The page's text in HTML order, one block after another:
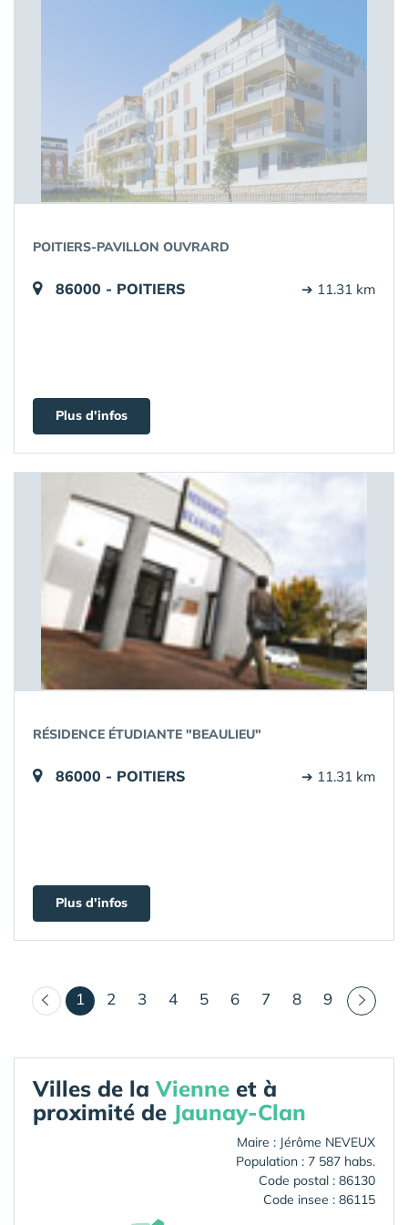
POITIERS-PAVILLON OUVRARD
86000 - POITIERS ➔ 11.31 km
Plus d'infos
RÉSIDENCE ÉTUDIANTE "BEAULIEU"
86000 - POITIERS ➔ 11.31 km
Plus d'infos
1 (courant)
2 3 4 5 6 7 8 9
Villes de laVienne et à
proximité de Jaunay-Clan
Maire : Jérôme NEVEUX
Population : 7 587 habs.
Code postal : 86130
Code insee : 86115